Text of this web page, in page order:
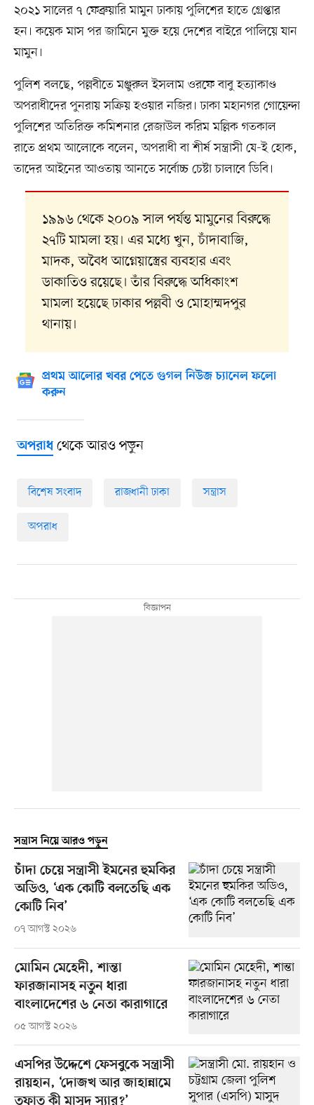
২০২১ সালের ৭ ফেব্রুয়ারি মামুন ঢাকায় পুলিশের হাতে গ্রেপ্তার
হন। কয়েক মাস পর জামিনে মুক্ত হয়ে দেশের বাইরে পালিয়ে যান
মামুন।
পুলিশ বলছে, পল্লবীতে মঞ্জুরুল ইসলাম ওরফে বাবু হত্যাকাণ্ড
অপরাধীদের পুনরায় সক্রিয় হওয়ার নজির। ঢাকা মহানগর গোয়েন্দা
পুলিশের অতিরিক্ত কমিশনার রেজাউল করিম মল্লিক গতকাল
রাতে প্রথম আলোকে বলেন, অপরাধী বা শীর্ষ সন্ত্রাসী যে-ই হোক,
তাদের আইনের আওতায় আনতে সর্বোচ্চ চেষ্টা চালাবে ডিবি।
১৯৯৬ থেকে ২০০৯ সাল পর্যন্ত মামুনের বিরুদ্ধে
২৭টি মামলা হয়। এর মধ্যে খুন, চাঁদাবাজি,
মাদক, অবৈধ আগ্নেয়াস্ত্রের ব্যবহার এবং
ডাকাতিও রয়েছে। তাঁর বিরুদ্ধে অধিকাংশ
মামলা হয়েছে ঢাকার পল্লবী ও মোহাম্মদপুর
থানায়।
প্রথম আলোর খবর পেতে গুগল নিউজ চ্যানেল ফলো
করুন
অপরাধথেকে আরও পড়ুন
বিশেষ সংবাদ রাজধানী ঢাকা সন্ত্রাস
অপরাধ
সন্ত্রাস নিয়ে আরও পড়ুন
চাঁদা চেয়ে সন্ত্রাসী ইমনের হুমকির
অডিও, ‘এক কোটি বলতেছি এক
কোটি নিব’
০৭ আগস্ট ২০২৬
মোমিন মেহেদী, শান্তা
ফারজানাসহ নতুন ধারা
বাংলাদেশের ৬ নেতা কারাগারে
০৫ আগস্ট ২০২৬
এসপির উদ্দেশে ফেসবুকে সন্ত্রাসী
রায়হান, ‘দোজখ আর জাহান্নামে
তফাত কী মাসুদ স্যার?’